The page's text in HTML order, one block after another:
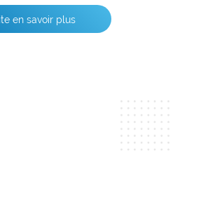
en savoir plus